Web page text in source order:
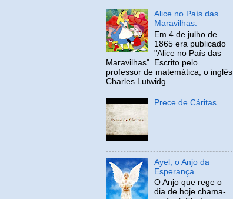
Alice no País das
Maravilhas.
Em 4 de julho de
1865 era publicado
"Alice no País das
Maravilhas". Escrito pelo
professor de matemática, o inglês
Charles Lutwidg...
Prece de Cáritas
Ayel, o Anjo da
Esperança
O Anjo que rege o
dia de hoje chama-